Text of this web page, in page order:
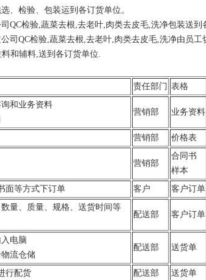
、检验、包装运到各订货单位。
QC检验,蔬菜去根,去老叶,肉类去皮毛,洗净包装送到
司QC检验,蔬菜去根,去老叶,肉类去皮毛,洗净由员
和辅料,送到各订货单位.
责任部门 表格
和业务资料
营销部 业务资料
营销部 价格表
营销部
合同书
样本
面等方式下订单 客户 客户订单
量、质量、规格、送货时间等
配送部 客户订单
电脑
流仓储
配送部 送货单
行配货 配送部 送货单